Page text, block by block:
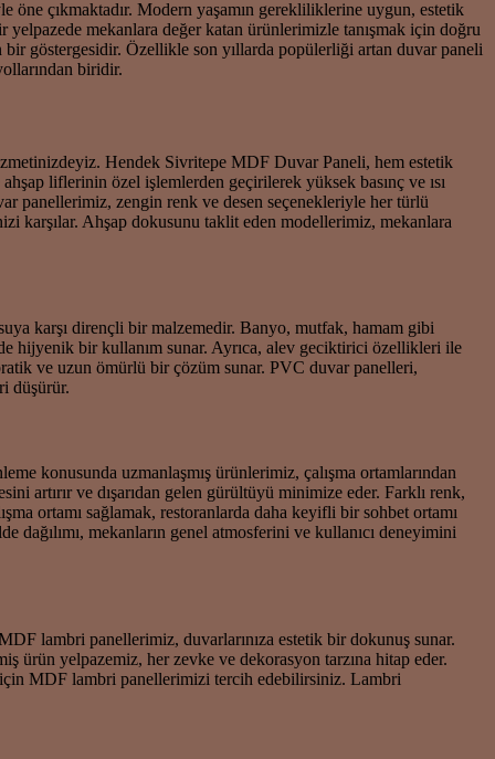
öne çıkmaktadır. Modern yaşamın gerekliliklerine uygun, estetik
yelpazede mekanlara değer katan ürünlerimizle tanışmak için doğru
göstergesidir. Özellikle son yıllarda popülerliği artan duvar paneli
biridir.
Hendek Sivritepe MDF Duvar Paneli, hem estetik
liflerinin özel işlemlerden geçirilerek yüksek basınç ve ısı
panellerimiz, zengin renk ve desen seçenekleriyle her türlü
karşılar. Ahşap dokusunu taklit eden modellerimiz, mekanlara
karşı dirençli bir malzemedir. Banyo, mutfak, hamam gibi
hijyenik bir kullanım sunar. Ayrıca, alev geciktirici özellikleri ile
ve uzun ömürlü bir çözüm sunar. PVC duvar panelleri,
düşürür.
konusunda uzmanlaşmış ürünlerimiz, çalışma ortamlarından
artırır ve dışarıdan gelen gürültüyü minimize eder. Farklı renk,
ortamı sağlamak, restoranlarda daha keyifli bir sohbet ortamı
mekanların genel atmosferini ve kullanıcı deneyimini
lambri panellerimiz, duvarlarınıza estetik bir dokunuş sunar.
ürün yelpazemiz, her zevke ve dekorasyon tarzına hitap eder.
için MDF lambri panellerimizi tercih edebilirsiniz. Lambri